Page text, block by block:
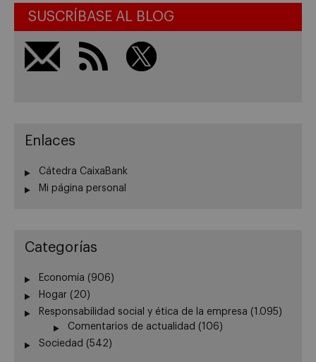
SUSCRÍBASE AL BLOG
Enlaces
Cátedra CaixaBank
Mi página personal
Categorías
Economía (906)
Hogar (20)
Responsabilidad social y ética de la empresa (1.095)
Comentarios de actualidad (106)
Sociedad (542)